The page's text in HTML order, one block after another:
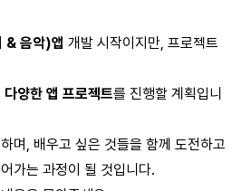
& 음악)앱 개발 시작이지만, 프로젝트
양한 앱 프로젝트를 진행할 계획입니
며, 배우고 싶은 것들을 함께 도전하고
가는 과정이 될 것입니다.